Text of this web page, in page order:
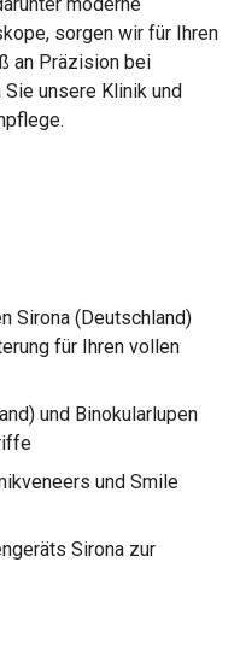
sorgen wir für Ihren
an Präzision bei
Sie unsere Klinik und
Sirona (Deutschland)
für Ihren vollen
und Binokularlupen
und Smile
Sirona zur